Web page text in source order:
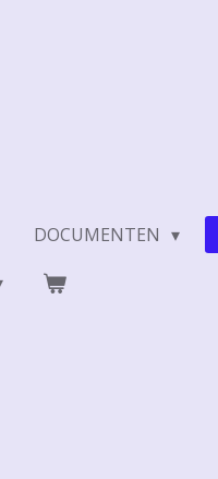
DOCUMENTEN